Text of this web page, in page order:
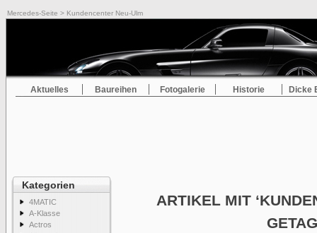
Mercedes-Seite > Kundencenter Neu-Ulm
Aktuelles Baureihen Fotogalerie Historie Dicke
Kategorien
4MATIC
A-Klasse
Actros
ARTIKEL MIT